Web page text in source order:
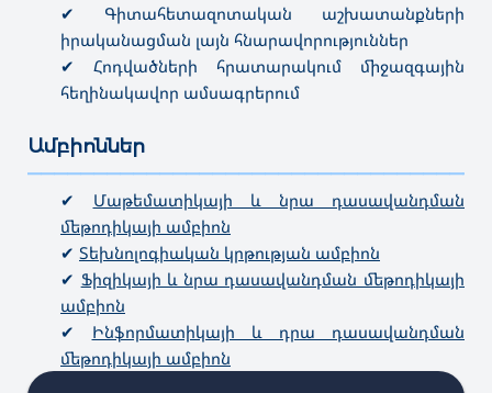
✔ Գիտահետազոտական աշխատանքների
իրականացման լայն հնարավորություններ
✔ Հոդվածների հրատարակում միջազգային
հեղինակավոր ամսագրերում
Ամբիոններ
✔ Մաթեմատիկայի և նրա դասավանդման
մեթոդիկայի ամբիոն
✔ Տեխնոլոգիական կրթության ամբիոն
✔ Ֆիզիկայի և նրա դասավանդման մեթոդիկայի
ամբիոն
✔ Ինֆորմատիկայի և դրա դասավանդման
մեթոդիկայի ամբիոն